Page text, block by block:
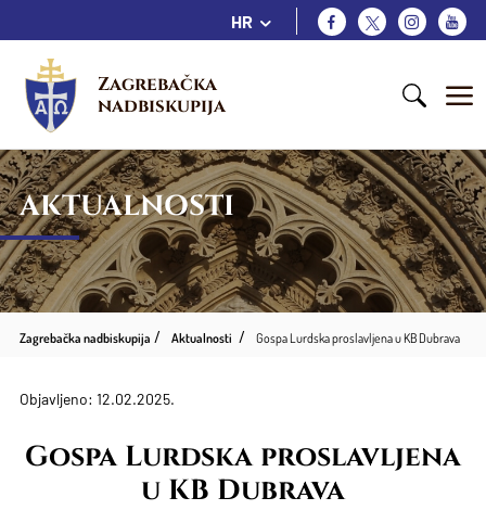
HR
Zagrebačka
nadbiskupija
AKTUALNOSTI
Zagrebačka nadbiskupija Aktualnosti Gospa Lurdska proslavljena u KB Dubrava
Objavljeno: 12.02.2025.
Gospa Lurdska proslavljena
u KB Dubrava